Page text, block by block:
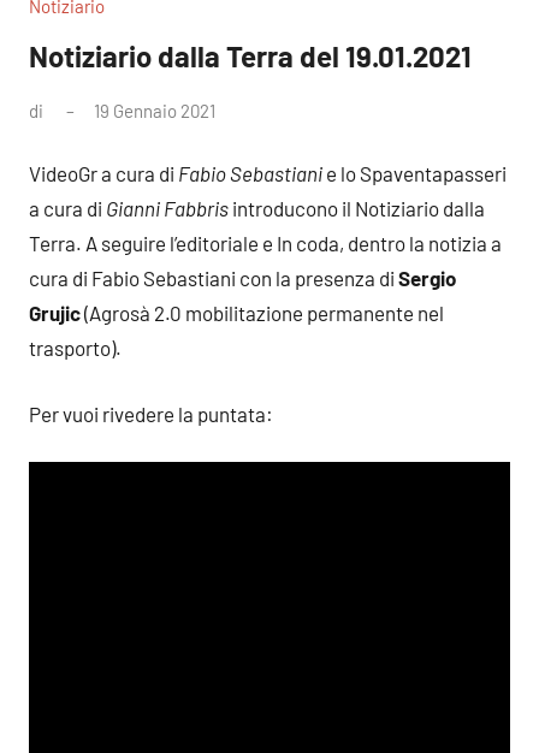
Notiziario
Notiziario dalla Terra del 19.01.2021
di 19 Gennaio 2021
VideoGr a cura di Fabio Sebastiani e lo Spaventapasseri
a cura di Gianni Fabbris introducono il Notiziario dalla
Terra. A seguire l’editoriale e In coda, dentro la notizia a
cura di Fabio Sebastiani con la presenza di Sergio
Grujic(Agrosà 2.0 mobilitazione permanente nel
trasporto).
Per vuoi rivedere la puntata: